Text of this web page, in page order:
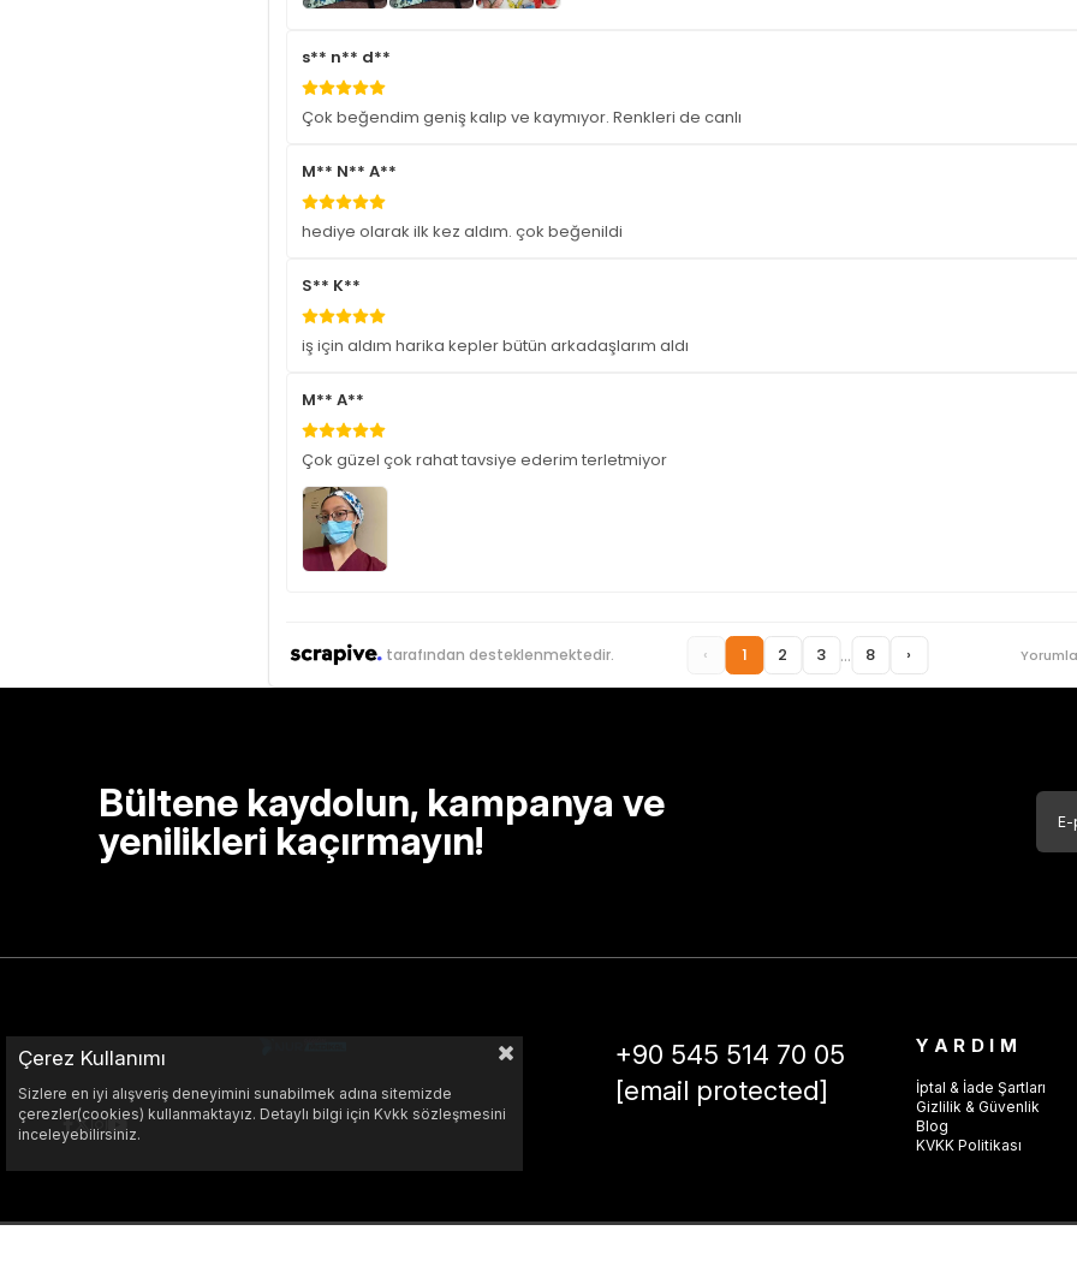
s** n** d**
Çok beğendim geniş kalıp ve kaymıyor. Renkleri de canlı
M** N** A**
hediye olarak ilk kez aldım. çok beğenildi
S** K**
iş için aldım harika kepler bütün arkadaşlarım aldı
M** A**
Çok güzel çok rahat tavsiye ederim terletmiyor
tarafından desteklenmektedir. ‹ 1 2 3 ... 8 ›
Bültene kaydolun, kampanya ve
yenilikleri kaçırmayın!
+90 545 514 70 05
[email protected]
YARDIM
İptal & İade Şartları
Gizlilik & Güvenlik
Blog
KVKK Politikası
Çerez Kullanımı
Sizlere en iyi alışveriş deneyimini sunabilmek adına sitemizde
çerezler(cookies) kullanmaktayız. Detaylı bilgi için Kvkk sözleşmesini
inceleyebilirsiniz.